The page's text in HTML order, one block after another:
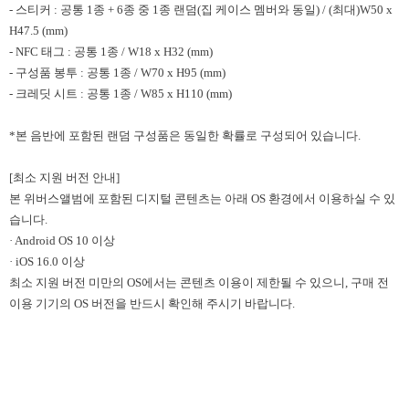
- 스티커 : 공통 1종 + 6종 중 1종 랜덤(집 케이스 멤버와 동일) / (최대)W50 x
H47.5 (mm)
- NFC 태그 : 공통 1종 / W18 x H32 (mm)
- 구성품 봉투 : 공통 1종 / W70 x H95 (mm)
- 크레딧 시트 : 공통 1종 / W85 x H110 (mm)
*본 음반에 포함된 랜덤 구성품은 동일한 확률로 구성되어 있습니다.
[최소 지원 버전 안내]
본 위버스앨범에 포함된 디지털 콘텐츠는 아래 OS 환경에서 이용하실 수 있
습니다.
· Android OS 10 이상
· iOS 16.0 이상
최소 지원 버전 미만의 OS에서는 콘텐츠 이용이 제한될 수 있으니, 구매 전
이용 기기의 OS 버전을 반드시 확인해 주시기 바랍니다.